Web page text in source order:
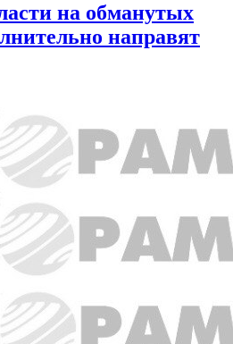
на обманутых
направят